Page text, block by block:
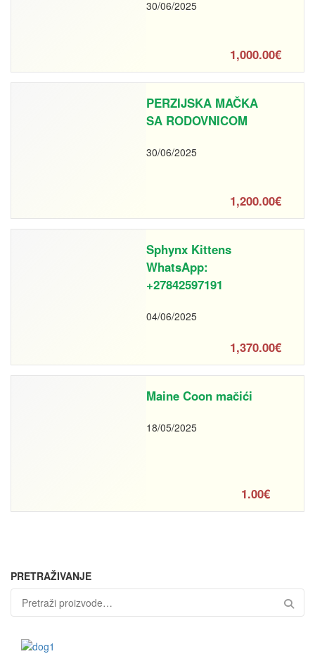
30/06/2025
1,000.00€
PERZIJSKA MAČKA
SA RODOVNICOM
30/06/2025
1,200.00€
Sphynx Kittens
WhatsApp:
+27842597191
04/06/2025
1,370.00€
Maine Coon mačići
18/05/2025
1.00€
PRETRAŽIVANJE